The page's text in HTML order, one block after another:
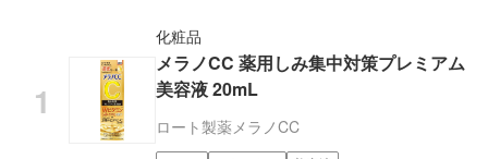
化粧品
メラノCC 薬用しみ集中対策プレミアム
美容液 20mL
ロート製薬 メラノCC